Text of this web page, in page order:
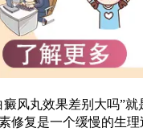
丸效果差别大吗”就
修复是一个缓慢的生